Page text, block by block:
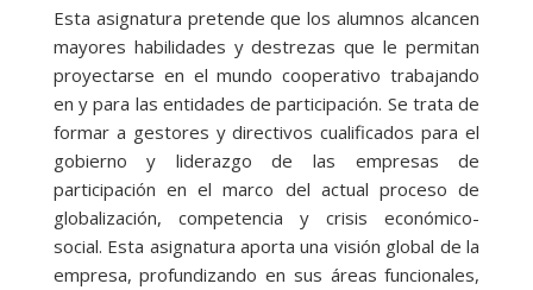
Esta asignatura pretende que los alumnos alcancen
mayores habilidades y destrezas que le permitan
proyectarse en el mundo cooperativo trabajando
en y para las entidades de participación. Se trata de
formar a gestores y directivos cualificados para el
gobierno y liderazgo de las empresas de
participación en el marco del actual proceso de
globalización, competencia y crisis económico-
social. Esta asignatura aporta una visión global de la
empresa, profundizando en sus áreas funcionales,